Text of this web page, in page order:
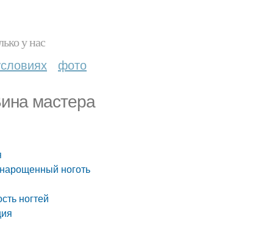
у нас
фото
мастера
ноготь
ногтей